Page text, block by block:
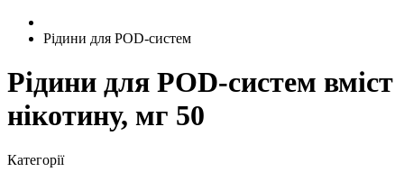
Рідини для POD-систем
Рідини для POD-систем вміст
нікотину, мг 50
Категорії